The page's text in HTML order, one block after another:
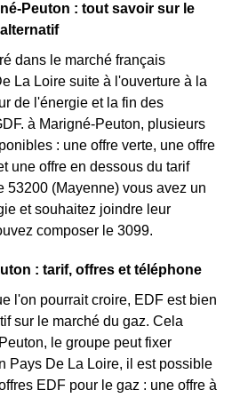
Peuton : tout savoir sur le
dans le marché français
La Loire suite à l'ouverture à la
de l'énergie et la fin des
à Marigné-Peuton, plusieurs
: une offre verte, une offre
une offre en dessous du tarif
53200 (Mayenne) vous avez un
et souhaitez joindre leur
composer le 3099.
: tarif, offres et téléphone
l'on pourrait croire, EDF est bien
sur le marché du gaz. Cela
le groupe peut fixer
Pays De La Loire, il est possible
EDF pour le gaz : une offre à